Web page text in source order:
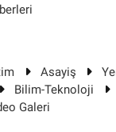
Asayiş
Bilim-Teknoloji
Galeri